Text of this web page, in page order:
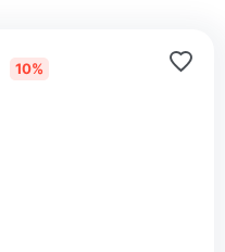
10%